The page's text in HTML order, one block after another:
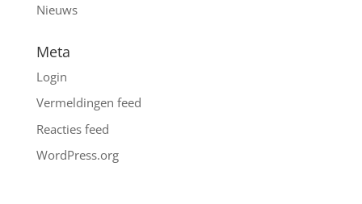
Nieuws
Meta
Login
Vermeldingen feed
Reacties feed
WordPress.org